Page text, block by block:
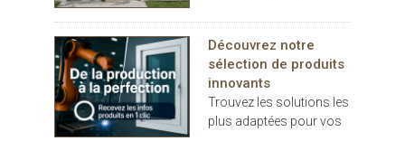
décoratifs, rivalisent
d’inspiration
Découvrez notre
sélection de produits
innovants
Trouvez les solutions les
plus adaptées pour vos